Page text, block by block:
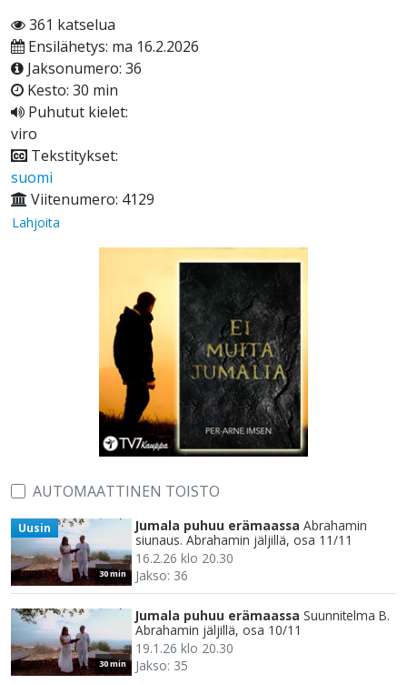
361 katselua
Ensilähetys: ma 16.2.2026
Jaksonumero: 36
Kesto: 30 min
Puhutut kielet:
viro
Tekstitykset:
suomi
Viitenumero: 4129
Lahjoita
AUTOMAATTINEN TOISTO
30 min
Uusin Jumala puhuu erämaassa Abrahamin
siunaus. Abrahamin jäljillä, osa 11/11
16.2.26 klo 20.30
Jakso: 36
30 min
Jumala puhuu erämaassa Suunnitelma B.
Abrahamin jäljillä, osa 10/11
19.1.26 klo 20.30
Jakso: 35